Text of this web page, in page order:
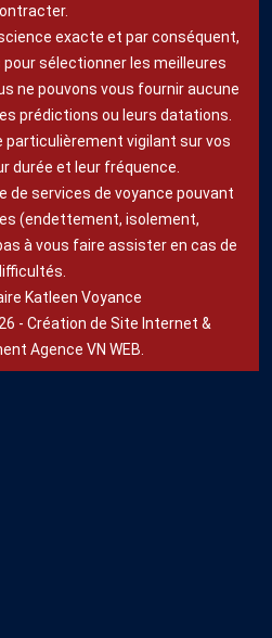
exacte et par conséquent,
sélectionner les meilleures
ne pouvons vous fournir aucune
prédictions ou leurs datations.
particulièrement vigilant sur vos
durée et leur fréquence.
de services de voyance pouvant
(endettement, isolement,
à vous faire assister en cas de
Katleen Voyance
- Création de Site Internet &
Agence VN WEB.